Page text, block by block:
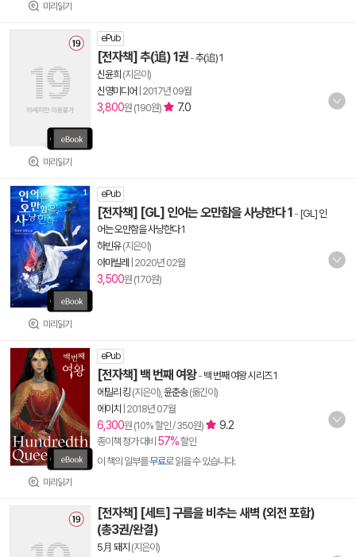
미리읽기
미리읽기
ePub
[전자책] 추(追) 1권 -추(追) 1
신윤희 (지은이)
신영미디어 2017년 09월
3,800원 (190원) 7.0
미리읽기
ePub
[전자책] [GL] 인어는 오만함을 사냥한다 1 - [GL] 인
어는 오만함을 사냥한다 1
하빈유(지은이)
아마빌레
2020년 02월
3,500원 (170원)
미리읽기
ePub
[전자책] 백 번째 여왕- 백 번째 여왕 시리즈 1
에밀리 킹 (지은이), 윤춘송(옮긴이)
에이치
2018년 07월
6,300원 (10% 할인 / 350원) 9.2
종이책 정가 대비 57%할인
이 책의 일부를무료로 읽을 수 있습니다.
[전자책] [세트] 구름을 비추는 새벽 (외전 포함)
(총3권/완결)
5月 돼지 (지은이)